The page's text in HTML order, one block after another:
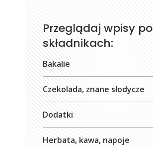
Przeglądaj wpisy po
składnikach:
Bakalie
Czekolada, znane słodycze
Dodatki
Herbata, kawa, napoje